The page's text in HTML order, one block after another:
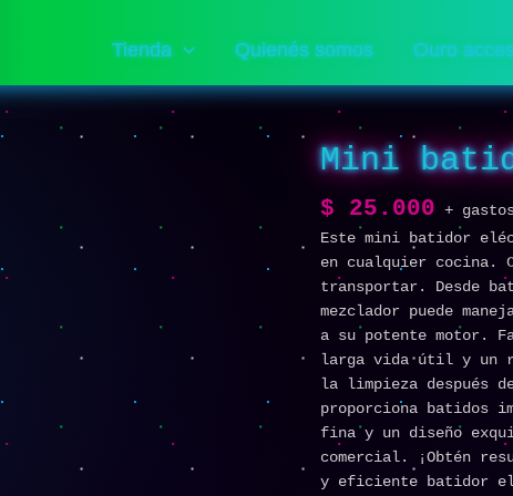
Tienda Quienés somos Ouro
Mini
$ 25.000 +
Este mini batidor
en cualquier cocina.
transportar. Desde
mezclador puede
a su potente motor.
larga vida útil y un
la limpieza después
proporciona batidos
fina y un diseño
comercial. ¡Obtén
y eficiente batidor
Mini
batidor
eléctrico
cantidad